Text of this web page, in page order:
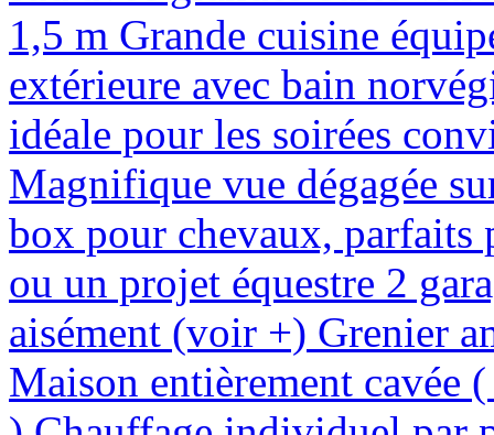
1,5 m Grande cuisine
extérieure avec bain
idéale pour les soirées
Magnifique vue dégagée
box pour chevaux, parfaits
ou un projet équestre 2
aisément (voir +) Grenier
Maison entièrement cavée